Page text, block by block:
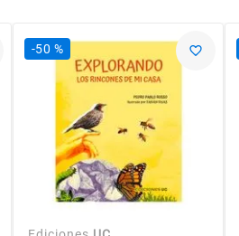
-50 %